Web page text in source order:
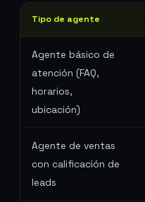
Tipo de agente
Agente básico de
atención (FAQ,
horarios,
ubicación)
Agente de ventas
con calificación de
leads